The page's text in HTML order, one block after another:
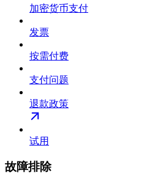
加密货币支付
发票
按需付费
支付问题
退款政策
试用
故障排除